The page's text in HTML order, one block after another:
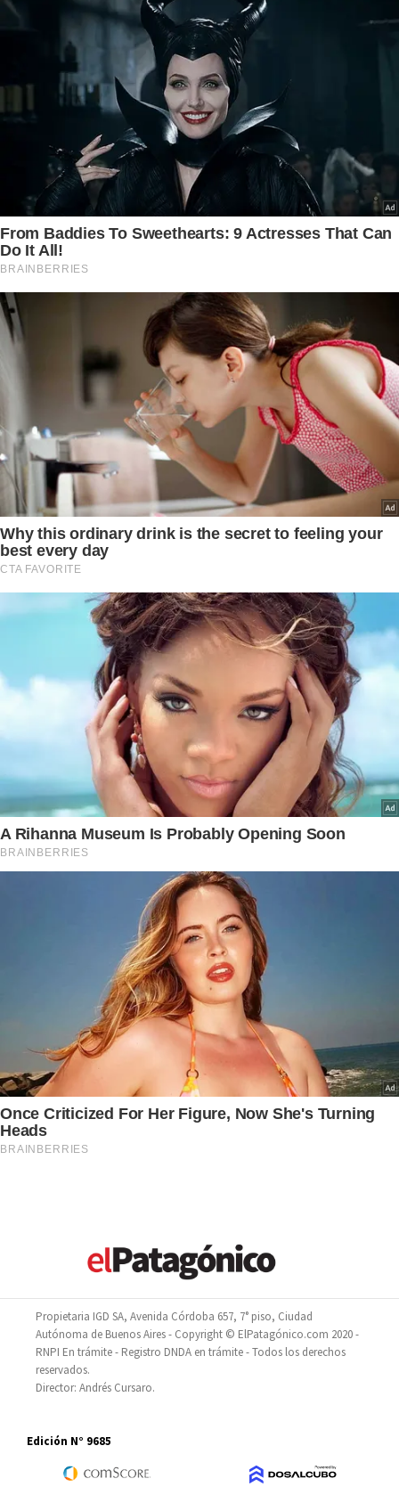
Propietaria IGD SA, Avenida Córdoba 657, 7° piso, Ciudad
Autónoma de Buenos Aires - Copyright © ElPatagónico.com 2020 -
RNPI En trámite - Registro DNDA en trámite - Todos los derechos
reservados.
Director: Andrés Cursaro.
Edición N° 9685